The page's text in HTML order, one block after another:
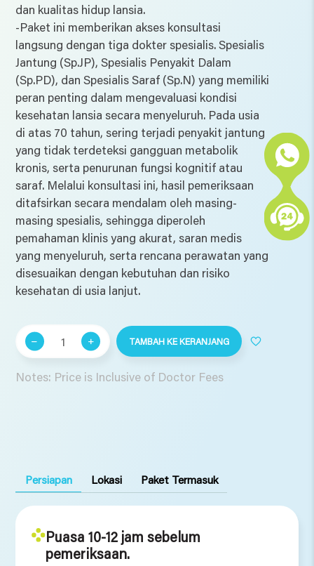
dan kualitas hidup lansia.
-Paket ini memberikan akses konsultasi
langsung dengan tiga dokter spesialis. Spesialis
Jantung (Sp.JP), Spesialis Penyakit Dalam
(Sp.PD), dan Spesialis Saraf (Sp.N) yang memiliki
peran penting dalam mengevaluasi kondisi
kesehatan lansia secara menyeluruh. Pada usia
di atas 70 tahun, sering terjadi penyakit jantung
yang tidak terdeteksi gangguan metabolik
kronis, serta penurunan fungsi kognitif atau
saraf. Melalui konsultasi ini, hasil pemeriksaan
ditafsirkan secara mendalam oleh masing-
masing spesialis, sehingga diperoleh
pemahaman klinis yang akurat, saran medis
yang menyeluruh, serta rencana perawatan yang
disesuaikan dengan kebutuhan dan risiko
kesehatan di usia lanjut.
Kuantitas
Evergreen
(Laki-
TAMBAH KE KERANJANG
Notes: Price is Inclusive of Doctor Fees
Persiapan Lokasi Paket Termasuk
Puasa 10-12 jam sebelum
pemeriksaan.